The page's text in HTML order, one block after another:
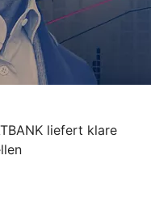
liefert klare